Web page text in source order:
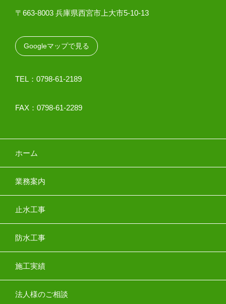
〒663-8003 兵庫県西宮市上大市5-10-13
Googleマップで見る
TEL：0798-61-2189
FAX：0798-61-2289
ホーム
業務案内
止水工事
防水工事
施工実績
法人様のご相談